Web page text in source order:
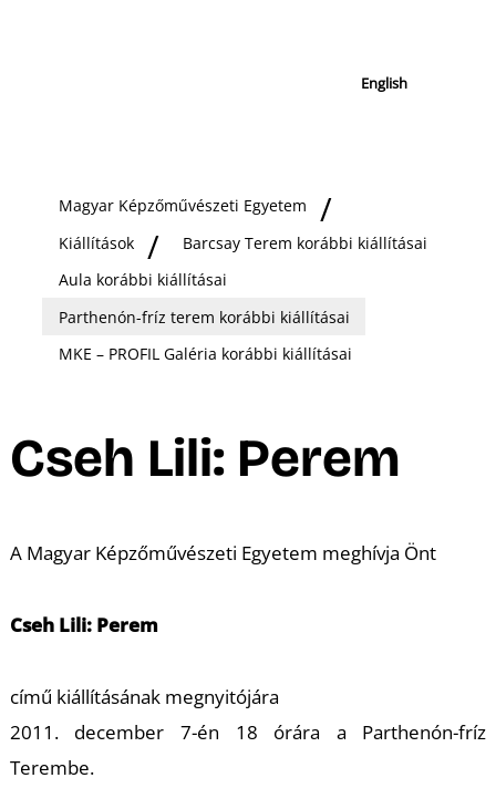
English
Magyar Képzőművészeti Egyetem
Kiállítások
Barcsay Terem korábbi kiállításai
Aula korábbi kiállításai
Parthenón-fríz terem korábbi kiállításai
MKE – PROFIL Galéria korábbi kiállításai
Cseh Lili: Perem
A Magyar Képzőművészeti Egyetem meghívja Önt
Cseh Lili: Perem
című kiállításának megnyitójára
2011. december 7-én 18 órára a Parthenón-fríz
Terembe.